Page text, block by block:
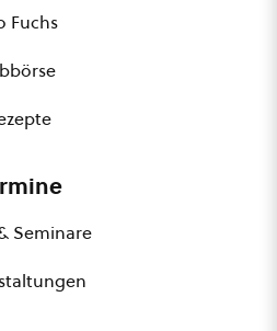
Fuchs
Seminare